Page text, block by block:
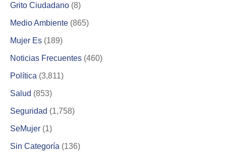
Grito Ciudadano (8)
Medio Ambiente (865)
Mujer Es (189)
Noticias Frecuentes (460)
Política (3,811)
Salud (853)
Seguridad (1,758)
SeMujer (1)
Sin Categoría (136)